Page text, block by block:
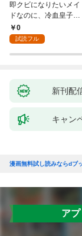
即クビになりたいメイ
ドなのに、冷血皇子に
執着されています第1
話
0
試読フル
新刊配
キャン
漫画無料試し読みならdブ
ア